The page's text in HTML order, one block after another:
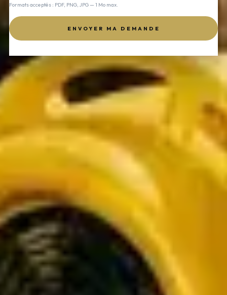
Formats acceptés : PDF, PNG, JPG — 1 Mo max.
ENVOYER MA DEMANDE